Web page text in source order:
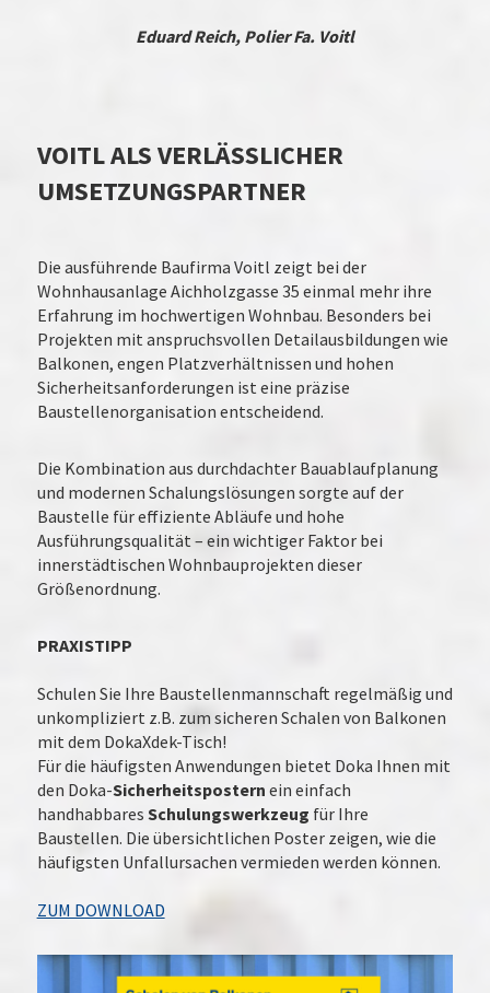
Eduard Reich, Polier Fa. Voitl
VOITL ALS VERLÄSSLICHER
UMSETZUNGSPARTNER
Die ausführende Baufirma Voitl zeigt bei der
Wohnhausanlage Aichholzgasse 35 einmal mehr ihre
Erfahrung im hochwertigen Wohnbau. Besonders bei
Projekten mit anspruchsvollen Detailausbildungen wie
Balkonen, engen Platzverhältnissen und hohen
Sicherheitsanforderungen ist eine präzise
Baustellenorganisation entscheidend.
Die Kombination aus durchdachter Bauablaufplanung
und modernen Schalungslösungen sorgte auf der
Baustelle für effiziente Abläufe und hohe
Ausführungsqualität – ein wichtiger Faktor bei
innerstädtischen Wohnbauprojekten dieser
Größenordnung.
PRAXISTIPP
Schulen Sie Ihre Baustellenmannschaft regelmäßig und
unkompliziert z.B. zum sicheren Schalen von Balkonen
mit dem DokaXdek-Tisch!
Für die häufigsten Anwendungen bietet Doka Ihnen mit
den Doka-Sicherheitspostern ein einfach
handhabbares Schulungswerkzeug für Ihre
Baustellen. Die übersichtlichen Poster zeigen, wie die
häufigsten Unfallursachen vermieden werden können.
ZUM DOWNLOAD